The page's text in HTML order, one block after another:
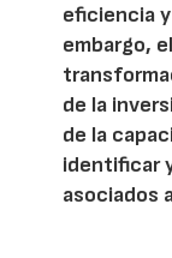
eficiencia
embargo,
de la
de la
identificar
asociados